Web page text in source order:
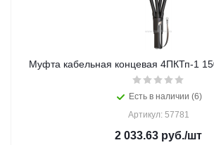
Муфта кабельная концевая 4ПКТп-1
Есть в наличии (6)
Артикул: 57781
2 033.63 руб./шт